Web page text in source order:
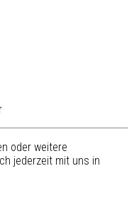
oder weitere
jederzeit mit uns in